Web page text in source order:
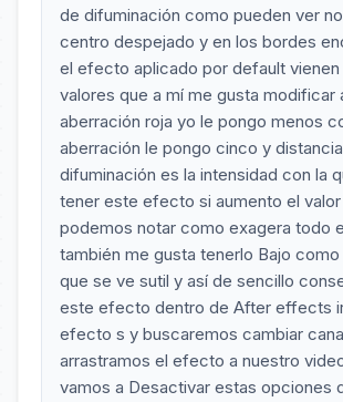
de difuminación como pueden ver
centro despejado y en los bordes
el efecto aplicado por default
valores que a mí me gusta modificar
aberración roja yo le pongo menos
aberración le pongo cinco y
difuminación es la intensidad con la
tener este efecto si aumento el valor
podemos notar como exagera todo
también me gusta tenerlo Bajo como
que se ve sutil y así de sencillo
este efecto dentro de After effects
efecto s y buscaremos cambiar
arrastramos el efecto a nuestro
vamos a Desactivar estas opciones